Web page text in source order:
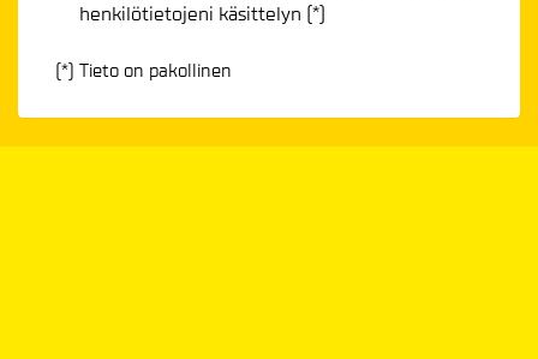
henkilötietojeni käsittelyn (*)
(*) Tieto on pakollinen